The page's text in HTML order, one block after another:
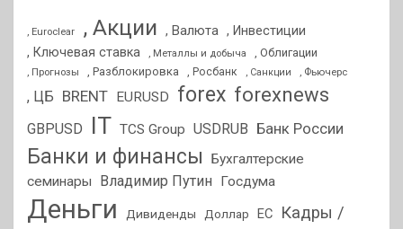
, Euroclear , Акции , Валюта , Инвестиции
, Ключевая ставка
, Металлы и добыча , Облигации
, Прогнозы , Разблокировка , Росбанк , Санкции , Фьючерс
, ЦБ BRENT EURUSD forex forexnews
GBPUSD IT TCS Group USDRUB Банк России
Банки и финансы
Бухгалтерские
семинары
Владимир Путин Госдума
Деньги Дивиденды Доллар ЕС
Кадры /